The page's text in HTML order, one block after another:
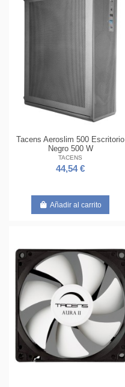
Tacens Aeroslim 500 Escritorio
Negro 500 W
TACENS
44,54 €
Añadir al carrito